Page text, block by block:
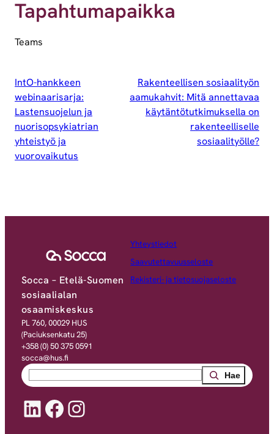
Tapahtumapaikka
Teams
IntO-hankkeen
webinaarisarja:
Lastensuojelun ja
nuorisopsykiatrian
yhteistyö ja
vuorovaikutus
Rakenteellisen sosiaalityön
aamukahvit: Mitä annettavaa
käytäntötutkimuksella on
rakenteelliselle
sosiaalityölle?
Socca – Etelä-Suomen
sosiaalialan
osaamiskeskus
PL 760, 00029 HUS
(Paciuksenkatu 25)
+358 (0) 50 375 0591
socca@hus.fi
Yhteystiedot
Saavutettavuusseloste
Rekisteri- ja tietosuojaseloste
Search
LinkedIn
Facebook
Instagram